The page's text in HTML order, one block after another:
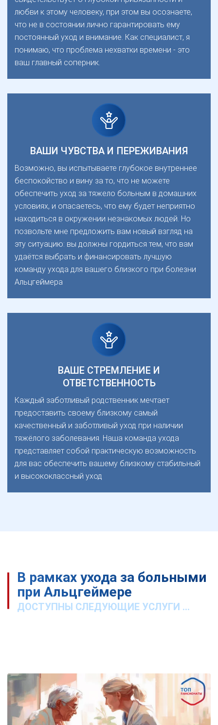
любви к этому человеку, при этом вы осознаете,
что не в состоянии лично гарантировать ему
постоянный уход и внимание. Как специалист, я
понимаю, что проблема нехватки времени - это
ваш главный соперник.
ВАШИ ЧУВСТВА И ПЕРЕЖИВАНИЯ
Возможно, вы испытываете глубокое внутреннее
беспокойство и вину за то, что не можете
обеспечить уход за тяжело больным в домашних
условиях, и опасаетесь, что ему будет неприятно
находиться в окружении незнакомых людей. Но
позвольте мне предложить вам новый взгляд на
эту ситуацию: вы должны гордиться тем, что вам
удаётся выбрать и финансировать лучшую
команду ухода для вашего близкого при болезни
Альцгеймера
ВАШЕ СТРЕМЛЕНИЕ И
ОТВЕТСТВЕННОСТЬ
Каждый заботливый родственник мечтает
предоставить своему близкому самый
качественный и заботливый уход при наличии
тяжёлого заболевания. Наша команда ухода
представляет собой практическую возможность
для вас обеспечить вашему близкому стабильный
и высококлассный уход
В рамках ухода за больными
при Альцгеймере
ДОСТУПНЫ СЛЕДУЮЩИЕ УСЛУГИ ...